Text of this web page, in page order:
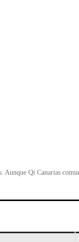
Aunque Qi Canarias